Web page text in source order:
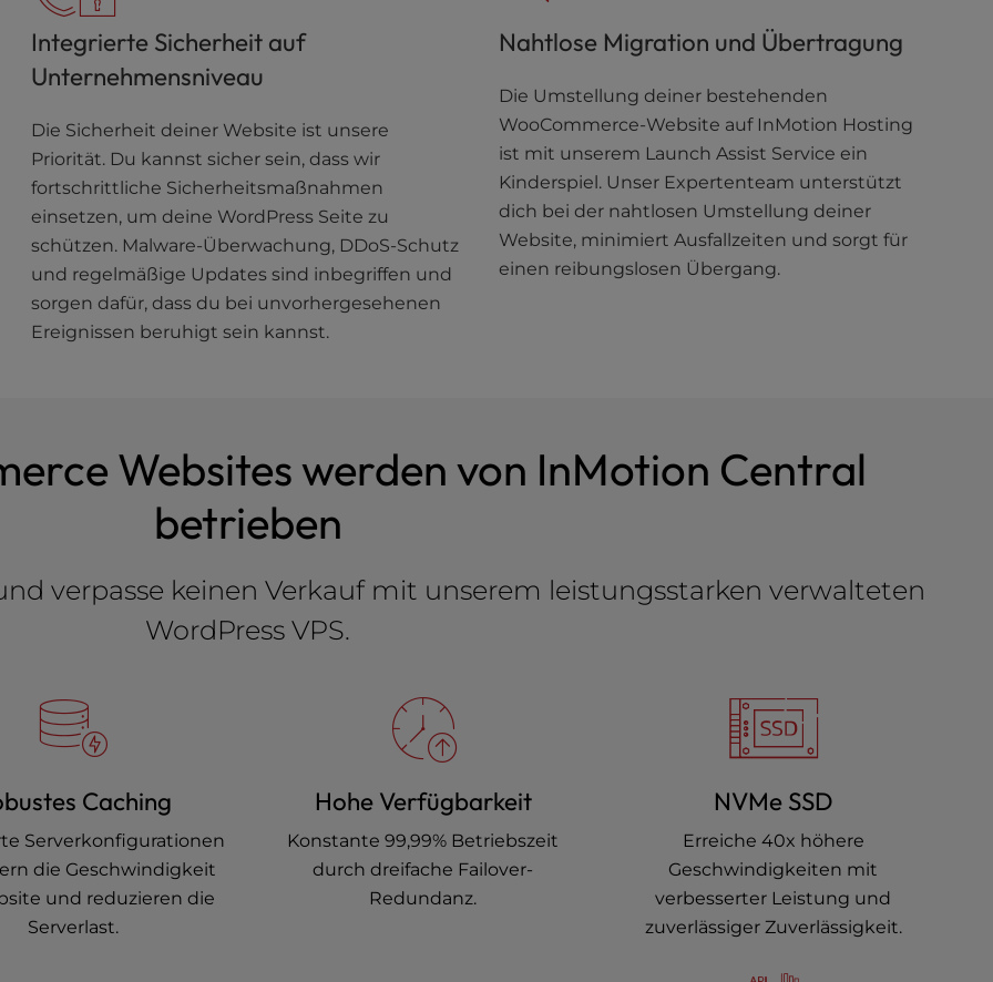
Integrierte Sicherheit auf
Unternehmensniveau
Die Sicherheit deiner Website ist unsere
Priorität. Du kannst sicher sein, dass wir
fortschrittliche Sicherheitsmaßnahmen
einsetzen, um deine WordPress Seite zu
schützen. Malware-Überwachung, DDoS-Schutz
und regelmäßige Updates sind inbegriffen und
sorgen dafür, dass du bei unvorhergesehenen
Ereignissen beruhigt sein kannst.
Nahtlose Migration und Übertragung
Die Umstellung deiner bestehenden
WooCommerce-Website auf InMotion Hosting
ist mit unserem Launch Assist Service ein
Kinderspiel. Unser Expertenteam unterstützt
dich bei der nahtlosen Umstellung deiner
Website, minimiert Ausfallzeiten und sorgt für
einen reibungslosen Übergang.
Websites werden von InMotion Central
betrieben
verpasse keinen Verkauf mit unserem leistungsstarken verwalteten
WordPress VPS.
Caching
Serverkonfigurationen
die Geschwindigkeit
und reduzieren die
Serverlast.
Hohe Verfügbarkeit
Konstante 99,99% Betriebszeit
durch dreifache Failover-
Redundanz.
NVMe SSD
Erreiche 40x höhere
Geschwindigkeiten mit
verbesserter Leistung und
zuverlässiger Zuverlässigkeit.